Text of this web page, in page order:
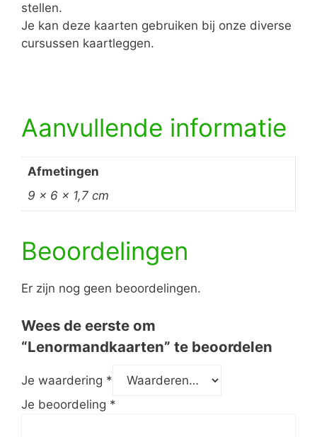
stellen.
Je kan deze kaarten gebruiken bij onze diverse
cursussen kaartleggen.
Aanvullende informatie
Afmetingen
9 × 6 × 1,7 cm
Beoordelingen
Er zijn nog geen beoordelingen.
Wees de eerste om
“Lenormandkaarten” te beoordelen
Je waardering *
Je beoordeling *